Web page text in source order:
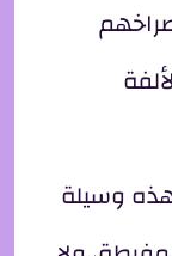
وسيلة